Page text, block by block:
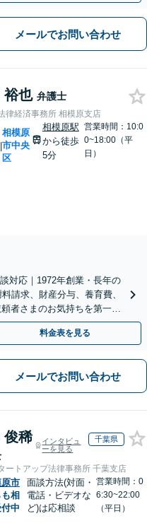
メールでお問い合わせ
裕也 弁護士
律経済事務所 相模原支店
|
相模原
市中央
区
相模原駅
から徒歩
5分
営業時間：10:0
0~18:00（平
日）
対応｜1972年創業・長年の
請求、財産分与、養育費、
者さまのお気持ちを第一に
可】
料金表を見る
メールでお問い合わせ
俊稀
インタビュ
ーを見る
千葉県
ートアップ法律事務所 千葉支店
市
相
中
面談方法(対面・
電話・ビデオな
ど)は応相談
営業時間：0
6:30~22:00
（平日）